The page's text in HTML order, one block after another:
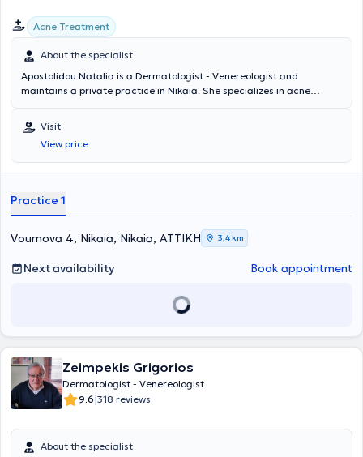
Acne Treatment
About the specialist
Apostolidou Natalia is a Dermatologist - Venereologist and
maintains a private practice in Nikaia. She specializes in acne
worked at the Hospital for Venereal and Dermatological Diseases
"Andreas Syggros" and has attended numerous conferences. In her
private practice, she offers a wide range of services tailored to the
individual needs of each patient.
Visit
View price
Practice 1
Vournova 4, Nikaia, Nikaia, ΑΤΤΙΚΗ 3,4 km
Next availability Book appointment
Zeimpekis Grigorios
Dermatologist - Venereologist
9.6|318 reviews
About the specialist